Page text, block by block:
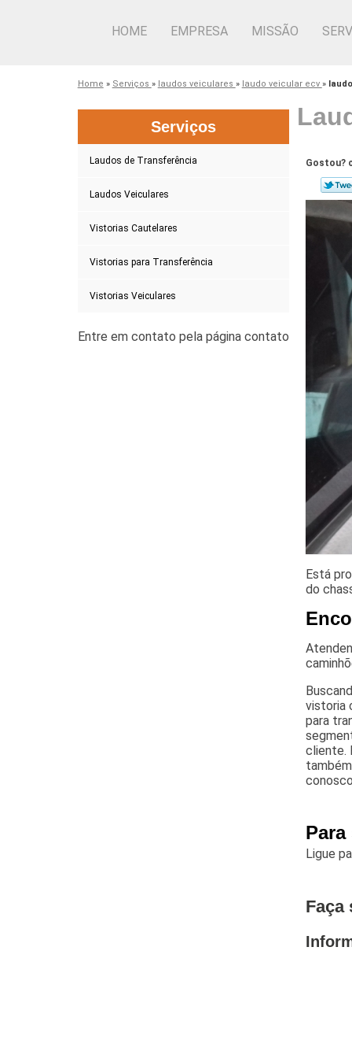
HOME EMPRESA MISSÃO
Home » Serviços » laudos veiculares » laudo veicular ecv »
Serviços
Laudos de Transferência
Laudos Veiculares
Vistorias Cautelares
Vistorias para Transferência
Vistorias Veiculares
Gostou?
Está
do
vistoria
para
cliente.
Ligue
Faça